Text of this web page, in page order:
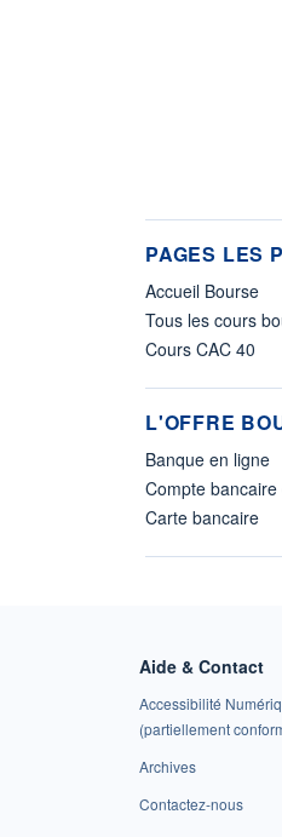
PAGES LES
Accueil Bourse
Tous les cours
Cours CAC 40
L'OFFRE
Banque en ligne
Compte
Carte bancaire
Aide & Contact
Accessibilité
(partiellement
Archives
Contactez-nous